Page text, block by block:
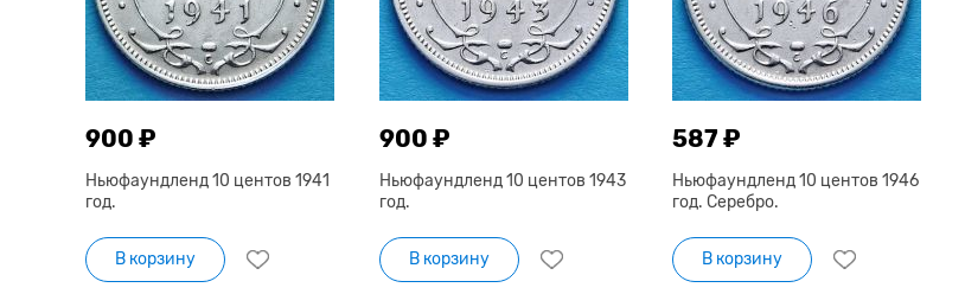
900 ₽
Ньюфаундленд 10 центов 1941
год.
В корзину
900 ₽
Ньюфаундленд 10 центов 1943
год.
В корзину
587 ₽
Ньюфаундленд 10 центов 1946
год. Серебро.
В корзину